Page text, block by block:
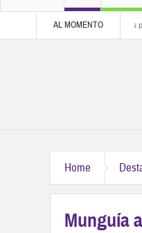
AL MOMENTO
Obras viales
Home
Munguía